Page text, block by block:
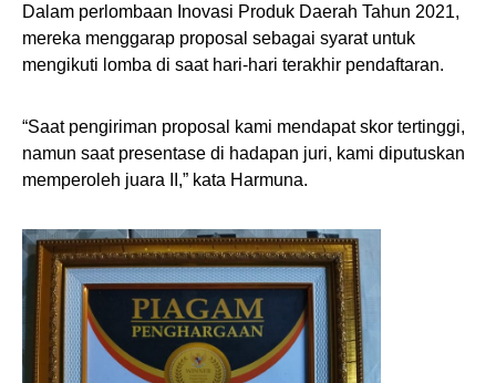
Dalam perlombaan Inovasi Produk Daerah Tahun 2021,
mereka menggarap proposal sebagai syarat untuk
mengikuti lomba di saat hari-hari terakhir pendaftaran.
“Saat pengiriman proposal kami mendapat skor tertinggi,
namun saat presentase di hadapan juri, kami diputuskan
memperoleh juara II,” kata Harmuna.